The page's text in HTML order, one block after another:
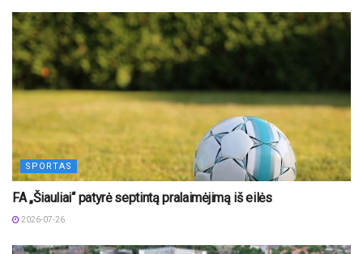
SPORTAS
FA „Šiauliai“ patyrė septintą pralaimėjimą iš eilės
2026-07-26